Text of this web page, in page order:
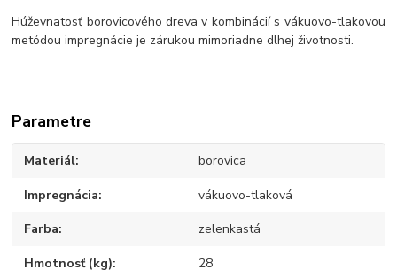
Húževnatosť borovicového dreva v kombinácií s vákuovo-tlakovou
metódou impregnácie je zárukou mimoriadne dlhej životnosti.
Parametre
Materiál borovica
Impregnácia vákuovo-tlaková
Farba zelenkastá
Hmotnosť (kg) 28